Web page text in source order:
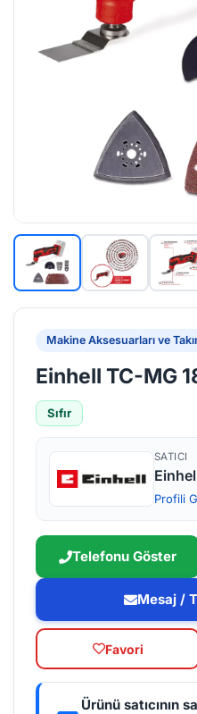
Makine Aksesuarları ve
Einhell TC-MG
Sıfır
SATICI
Profili
Telefonu Göster
Mesaj /
Favori
Ürünü satıcının